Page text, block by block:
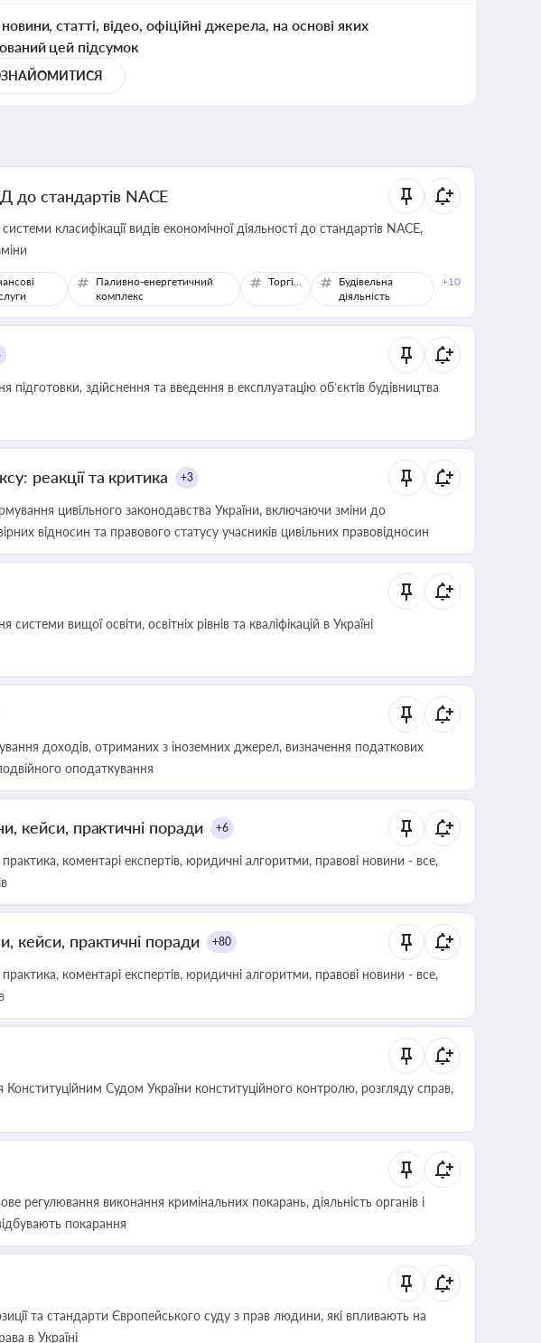
статті, відео, офіційні джерела, на основі яких
цей підсумок
до стандартів NACE
класифікації видів економічної діяльності до стандартів NACE,
Паливно-енергетичний
комплекс
Торгівля
Будівельна
діяльність
+10
здійснення та введення в експлуатацію об’єктів будівництва
реакції та критика +3
цивільного законодавства України, включаючи зміни до
відносин та правового статусу учасників цивільних правовідносин
вищої освіти, освітніх рівнів та кваліфікацій в Україні
доходів, отриманих з іноземних джерел, визначення податкових
оподаткування
кейси, практичні поради +6
коментарі експертів, юридичні алгоритми, правові новини - все,
кейси, практичні поради +80
коментарі експертів, юридичні алгоритми, правові новини - все,
Судом України конституційного контролю, розгляду справ,
регулювання виконання кримінальних покарань, діяльність органів і
покарання
та стандарти Європейського суду з прав людини, які впливають на
в Україні